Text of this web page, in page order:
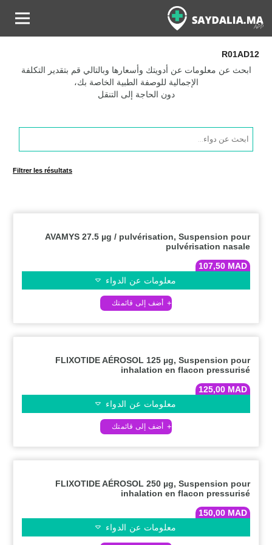
R01AD12
ابحث عن معلومات عن أدويتك وأسعارها وبالتالي قم بتقدير التكلفة
الإجمالية للوصفة الطبية الخاصة بك،
دون الحاجة إلى التنقل
Products
search
Filtrer les résultats
AVAMYS 27.5 µg / pulvérisation, Suspension pour
pulvérisation nasale
107,50 MAD
معلومات عن الدواء
FLIXOTIDE AÉROSOL 125 µg, Suspension pour
inhalation en flacon pressurisé
125,00 MAD
معلومات عن الدواء
FLIXOTIDE AÉROSOL 250 µg, Suspension pour
inhalation en flacon pressurisé
150,00 MAD
معلومات عن الدواء